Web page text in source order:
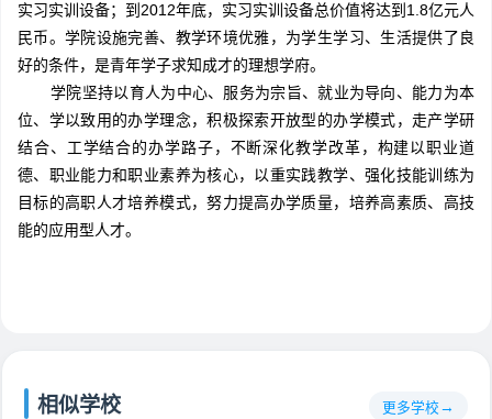
实习实训设备；到2012年底，实习实训设备总价值将达到1.8亿元人
民币。学院设施完善、教学环境优雅，为学生学习、生活提供了良
好的条件，是青年学子求知成才的理想学府。
学院坚持以育人为中心、服务为宗旨、就业为导向、能力为本
位、学以致用的办学理念，积极探索开放型的办学模式，走产学研
结合、工学结合的办学路子，不断深化教学改革，构建以职业道
德、职业能力和职业素养为核心，以重实践教学、强化技能训练为
目标的高职人才培养模式，努力提高办学质量，培养高素质、高技
能的应用型人才。
相似学校 更多学校